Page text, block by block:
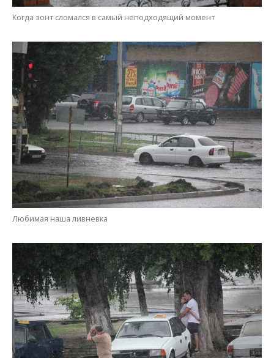
Любимая наша ливневка
Влюбленным и в ливень светит солнце